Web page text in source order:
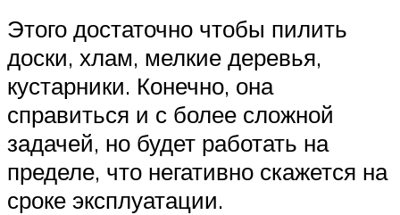
Этого достаточно чтобы пилить
доски, хлам, мелкие деревья,
кустарники. Конечно, она
справиться и с более сложной
задачей, но будет работать на
пределе, что негативно скажется на
сроке эксплуатации.